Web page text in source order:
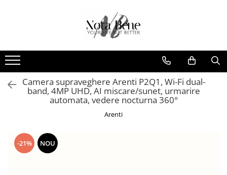
Camera de supraveghere
Conexiune 4G
Conexiune Wi-Fi
Conexiune PoE
Cu baterie
Unelte si aparate de masura
Nivele / Lasere
Telemetre
Teodolite
Accesorii
Sisteme de control al mașinilor
Camera supraveghere Arenti P2Q1, Wi-Fi dual-
band, 4MP UHD, AI miscare/sunet, urmarire
automata, vedere nocturna 360°
Arenti
-21% NOU